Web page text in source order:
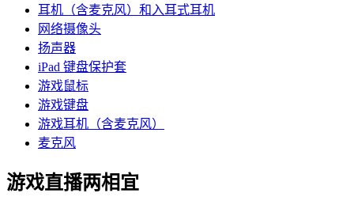
耳机（含麦克风）和入耳式耳机
网络摄像头
扬声器
iPad 键盘保护套
游戏鼠标
游戏键盘
游戏耳机（含麦克风）
麦克风
游戏直播两相宜